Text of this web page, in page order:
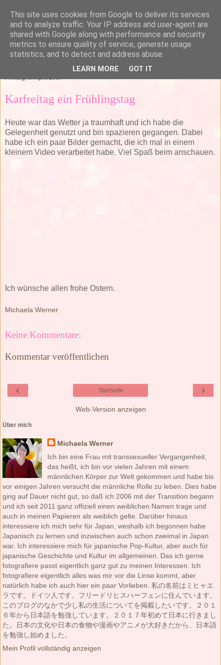
Freitag, 6. April 2007
Karfreitag ein Frühlingstag
Heute war das Wetter ja traumhaft und ich habe die
Gelegenheit genutzt und bin spazieren gegangen. Dabei
habe ich ein paar Bilder gemacht, die ich mal in einem
kleinem Video verarbeitet habe. Viel Spaß beim anschauen.
Ich wünsche allen frohe Ostern.
Michaela Werner
Keine Kommentare:
Kommentar veröffentlichen
‹ ›
Startseite
Web-Version anzeigen
Über mich
Michaela Werner
Ich bin eine Frau mit transsexueller Vergangenheit,
das heißt, ich bin vor vielen Jahren mit einem
männlichen Körper zur Welt gekommen und habe bis
vor einigen Jahren versucht die männliche Rolle zu leben. Dies habe
ging auf Dauer nicht gut, so daß ich 2006 mit der Transition begann
und ich seit 2011 ganz offiziell einen weiblichen Namen trage und
auch in meinen Papieren als weiblich gelte. Darüber hinaus
interessiere ich mich sehr für Japan, weshalb ich begonnen habe
Japanisch zu lernen und inzwischen auch schon zweimal in Japan
war. Ich interessiere mich für japanische Pop-Kultur, aber auch für
japanische Geschichte und Kultur im allgemeinen. Das ich gerne
fotografiere passt eigentlich ganz gut zu meinen Interessen. Ich
fotografiere eigentlich alles was mir vor die Linse kommt, aber
natürlich habe ich auch hier ein paar Vorlieben. 私の名前はミヒャエ
ラです。ドイツ人です。フリードリヒスハーフェンに住んでいます。
このブログのなかで少し私の生活についてを掲載したいです。２０１
６年から日本語を勉強しています。２０１７年初めて日本に行きまし
た。日本の文化や日本の食物や漫画やアニメが大好きだから、日本語
を勉強し始めました。
Mein Profil vollständig anzeigen
This site uses cookies from Google to deliver its services
and to analyze traffic. Your IP address and user-agent are
shared with Google along with performance and security
metrics to ensure quality of service, generate usage
statistics, and to detect and address abuse.
LEARN MORE GOT IT